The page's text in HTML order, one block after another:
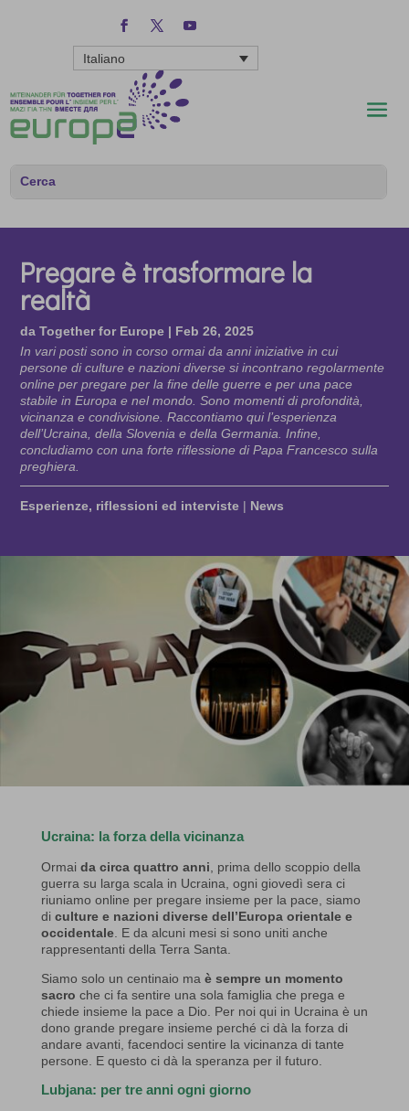
Italiano
Pregare è trasformare la
realtà
daTogether for Europe | Feb 26, 2025
In vari posti sono in corso ormai da anni iniziative in cui
persone di culture e nazioni diverse si incontrano regolarmente
online per pregare per la fine delle guerre e per una pace
stabile in Europa e nel mondo. Sono momenti di profondità,
vicinanza e condivisione. Raccontiamo qui l’esperienza
dell’Ucraina, della Slovenia e della Germania. Infine,
concludiamo con una forte riflessione di Papa Francesco sulla
preghiera.
Esperienze, riflessioni ed interviste | News
Ucraina: la forza della vicinanza
Ormai da circa quattro anni , prima dello scoppio della
guerra su larga scala in Ucraina, ogni giovedì sera ci
riuniamo online per pregare insieme per la pace, siamo
di culture e nazioni diverse dell’Europa orientale e
occidentale. E da alcuni mesi si sono uniti anche
rappresentanti della Terra Santa.
Siamo solo un centinaio ma è sempre un momento
sacro che ci fa sentire una sola famiglia che prega e
chiede insieme la pace a Dio. Per noi qui in Ucraina è un
dono grande pregare insieme perché ci dà la forza di
andare avanti, facendoci sentire la vicinanza di tante
persone. E questo ci dà la speranza per il futuro.
Lubjana: per tre anni ogni giorno